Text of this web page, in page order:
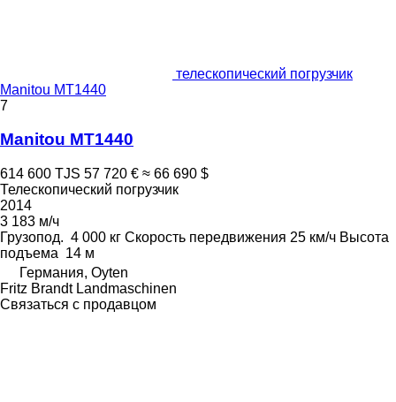
телескопический погрузчик
Manitou MT1440
7
Manitou MT1440
614 600 TJS 57 720 € ≈ 66 690 $
Телескопический погрузчик
2014
3 183 м/ч
Грузопод. 4 000 кг Скорость передвижения 25 км/ч Высота
подъема 14 м
Германия, Oyten
Fritz Brandt Landmaschinen
Связаться с продавцом